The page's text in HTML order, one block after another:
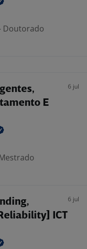
Doutorado
E
6 jul
ICT
6 jul